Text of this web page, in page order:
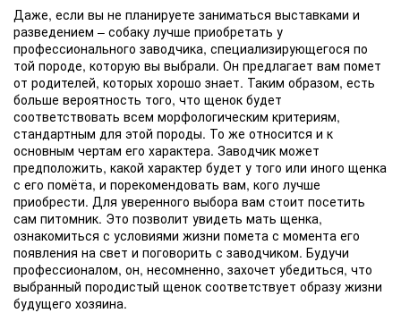
Даже, если вы не планируете заниматься выставками и
разведением – собаку лучше приобретать у
профессионального заводчика, специализирующегося по
той породе, которую вы выбрали. Он предлагает вам помет
от родителей, которых хорошо знает. Таким образом, есть
больше вероятность того, что щенок будет
соответствовать всем морфологическим критериям,
стандартным для этой породы. То же относится и к
основным чертам его характера. Заводчик может
предположить, какой характер будет у того или иного щенка
с его помёта, и порекомендовать вам, кого лучше
приобрести. Для уверенного выбора вам стоит посетить
сам питомник. Это позволит увидеть мать щенка,
ознакомиться с условиями жизни помета с момента его
появления на свет и поговорить с заводчиком. Будучи
профессионалом, он, несомненно, захочет убедиться, что
выбранный породистый щенок соответствует образу жизни
будущего хозяина.